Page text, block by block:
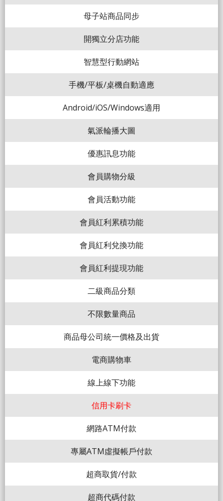
母子站商品同步
開獨立分店功能
智慧型行動網站
手機/平板/桌機自動適應
Android/iOS/Windows適用
氣派輪播大圖
優惠訊息功能
會員購物分級
會員活動功能
會員紅利累積功能
會員紅利兌換功能
會員紅利提現功能
二級商品分類
不限數量商品
商品母公司統一價格及出貨
電商購物車
線上線下功能
信用卡刷卡
網路ATM付款
專屬ATM虛擬帳戶付款
超商取貨/付款
超商代碼付款